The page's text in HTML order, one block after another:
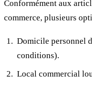
Conformément aux
commerce, plusieurs
Domicile personnel
conditions).
Local commercial